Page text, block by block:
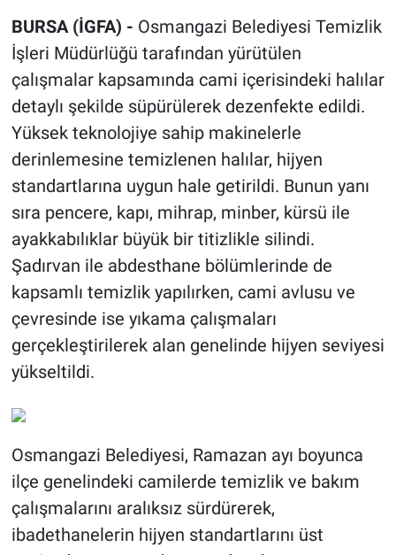
BURSA (İGFA) - Osmangazi Belediyesi Temizlik
İşleri Müdürlüğü tarafından yürütülen
çalışmalar kapsamında cami içerisindeki halılar
detaylı şekilde süpürülerek dezenfekte edildi.
Yüksek teknolojiye sahip makinelerle
derinlemesine temizlenen halılar, hijyen
standartlarına uygun hale getirildi. Bunun yanı
sıra pencere, kapı, mihrap, minber, kürsü ile
ayakkabılıklar büyük bir titizlikle silindi.
Şadırvan ile abdesthane bölümlerinde de
kapsamlı temizlik yapılırken, cami avlusu ve
çevresinde ise yıkama çalışmaları
gerçekleştirilerek alan genelinde hijyen seviyesi
yükseltildi.
Osmangazi Belediyesi, Ramazan ayı boyunca
ilçe genelindeki camilerde temizlik ve bakım
çalışmalarını aralıksız sürdürerek,
ibadethanelerin hijyen standartlarını üst